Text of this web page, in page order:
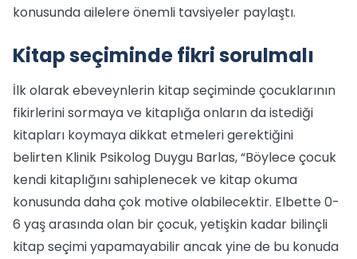
konusunda ailelere önemli tavsiyeler paylaştı.
Kitap seçiminde fikri sorulmalı
İlk olarak ebeveynlerin kitap seçiminde çocuklarının
fikirlerini sormaya ve kitaplığa onların da istediği
kitapları koymaya dikkat etmeleri gerektiğini
belirten Klinik Psikolog Duygu Barlas, “Böylece çocuk
kendi kitaplığını sahiplenecek ve kitap okuma
konusunda daha çok motive olabilecektir. Elbette 0-
6 yaş arasında olan bir çocuk, yetişkin kadar bilinçli
kitap seçimi yapamayabilir ancak yine de bu konuda